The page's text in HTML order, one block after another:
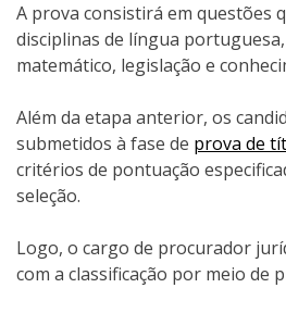
A prova consistirá em questões
disciplinas de língua
matemático, legislação e
Além da etapa anterior, os
submetidos à fase de prova de
critérios de pontuação
seleção.
Logo, o cargo de procurador
com a classificação por meio de